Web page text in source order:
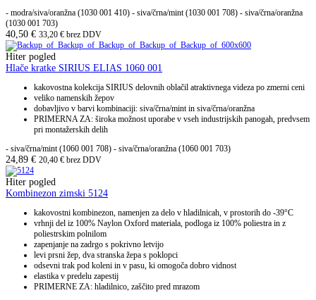
- modra/siva/oranžna (1030 001 410) - siva/črna/mint (1030 001 708) - siva/črna/oranžna
(1030 001 703)
40,50 € 33,20 € brez DDV
Hiter pogled
Hlače kratke SIRIUS ELIAS 1060 001
kakovostna kolekcija SIRIUS delovnih oblačil atraktivnega videza po zmerni ceni
veliko namenskih žepov
dobavljivo v barvi kombinaciji: siva/črna/mint in siva/črna/oranžna
PRIMERNA ZA: široka možnost uporabe v vseh industrijskih panogah, predvsem
pri montažerskih delih
- siva/črna/mint (1060 001 708) - siva/črna/oranžna (1060 001 703)
24,89 € 20,40 € brez DDV
Hiter pogled
Kombinezon zimski 5124
kakovostni kombinezon, namenjen za delo v hladilnicah, v prostorih do -39°C
vrhnji del iz 100% Naylon Oxford materiala, podloga iz 100% poliestra in z
poliestrskim polnilom
zapenjanje na zadrgo s pokrivno letvijo
levi prsni žep, dva stranska žepa s poklopci
odsevni trak pod koleni in v pasu, ki omogoča dobro vidnost
elastika v predelu zapestij
PRIMERNE ZA: hladilnico, zaščito pred mrazom